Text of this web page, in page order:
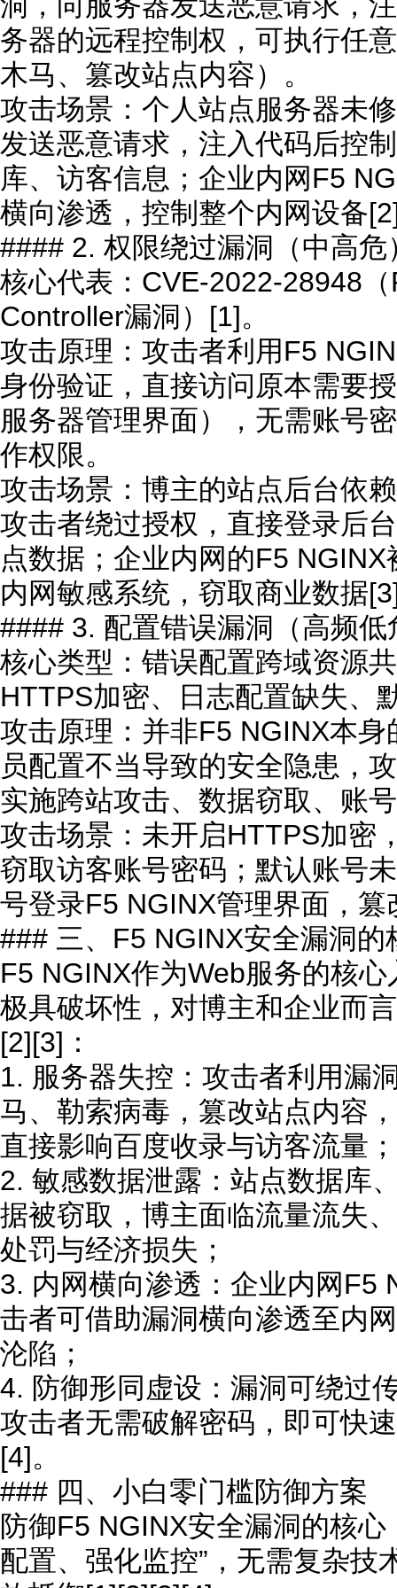
务器的远程控制权，可执行任
木马、篡改站点内容）。
攻击场景：个人站点服务器未
发送恶意请求，注入代码后控
库、访客信息；企业内网F5
横向渗透，控制整个内网设备
#### 2. 权限绕过漏洞（中高危
核心代表：CVE-2022-28948
Controller漏洞）[1]。
攻击原理：攻击者利用F5
身份验证，直接访问原本需要
服务器管理界面），无需账号
作权限。
攻击场景：博主的站点后台依
攻击者绕过授权，直接登录后
点数据；企业内网的F5
内网敏感系统，窃取商业数据
#### 3. 配置错误漏洞（高频
核心类型：错误配置跨域资源
HTTPS加密、日志配置缺失、
攻击原理：并非F5 NGINX本
员配置不当导致的安全隐患，
实施跨站攻击、数据窃取、账
攻击场景：未开启HTTPS加密
窃取访客账号密码；默认账号
号登录F5 NGINX管理界面，篡
### 三、F5 NGINX安全漏洞的
F5 NGINX作为Web服务的核
极具破坏性，对博主和企业而
[2][3]：
1. 服务器失控：攻击者利用漏
马、勒索病毒，篡改站点内容
直接影响百度收录与访客流量；
2. 敏感数据泄露：站点数据库
据被窃取，博主面临流量流失
处罚与经济损失；
3. 内网横向渗透：企业内网F5
击者可借助漏洞横向渗透至内
沦陷；
4. 防御形同虚设：漏洞可绕过
攻击者无需破解密码，即可快
[4]。
### 四、小白零门槛防御方案
防御F5 NGINX安全漏洞的核
配置、强化监控”，无需复杂技